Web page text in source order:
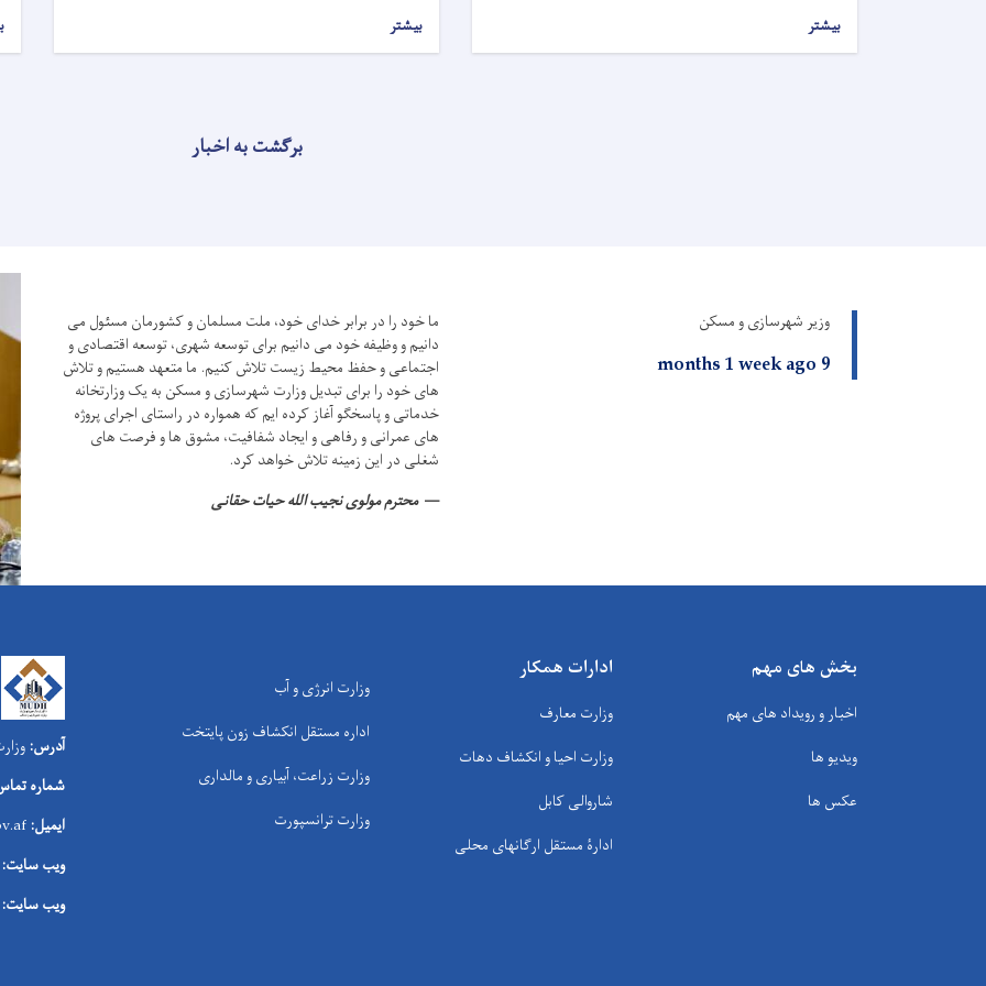
بیشتر بیشتر
برگشت به اخبار
وزیر شهرسازی و مسکن
9 months 1 week ago
ما خود را در برابر خدای خود، ملت مسلمان و کشورمان مسئول می
دانیم و وظیفه خود می دانیم برای توسعه شهری، توسعه اقتصادی و
اجتماعی و حفظ محیط زیست تلاش کنیم. ما متعهد هستیم و تلاش
های خود را برای تبدیل وزارت شهرسازی و مسکن به یک وزارتخانه
خدماتی و پاسخگو آغاز کرده ایم که همواره در راستای اجرای پروژه
های عمرانی و رفاهی و ایجاد شفافیت، مشوق ها و فرصت های
شغلی در این زمینه تلاش خواهد کرد.
محترم مولوی نجیب الله حیات حقانی
بخش های مهم
اخبار و رویداد های مهم
ویدیو ها
عکس ها
ادارات همکار
وزارت معارف
وزارت احیا و انکشاف دهات
شاروالی کابل
ادارۀ مستقل ارگانهای محلی
وزارت انرژی و آب
اداره مستقل انکشاف زون پایتخت
وزارت زراعت، آبیاری و مالداری
وزارت ترانسپورت
آدرس:
شماره
ایمیل:
ویب
ویب سایت: